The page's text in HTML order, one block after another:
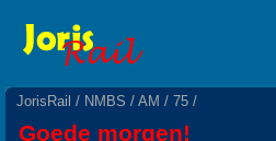
JorisRail / NMBS / AM / 75 /
Goede morgen!